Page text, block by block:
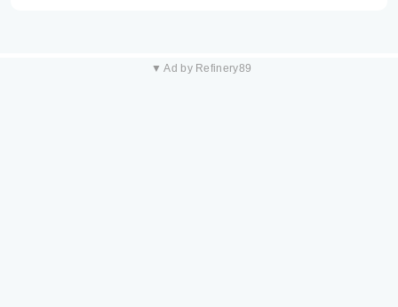
▼ Ad by Refinery89